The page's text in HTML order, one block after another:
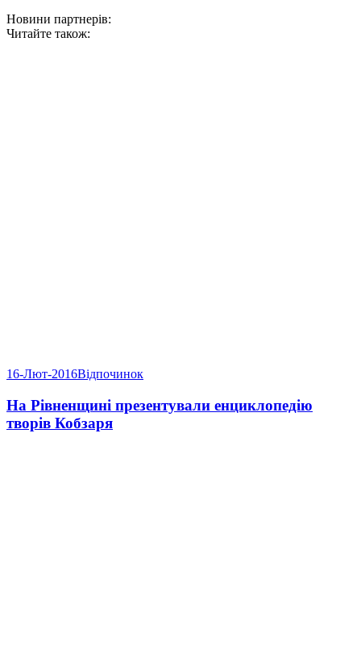
Новини партнерів:
Читайте також:
16-Лют-2016Відпочинок
На Рівненщині презентували енциклопедію
творів Кобзаря